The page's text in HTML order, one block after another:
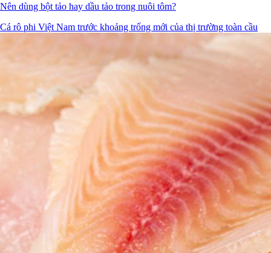
Nên dùng bột tảo hay dầu tảo trong nuôi tôm?
Cá rô phi Việt Nam trước khoảng trống mới của thị trường toàn cầu